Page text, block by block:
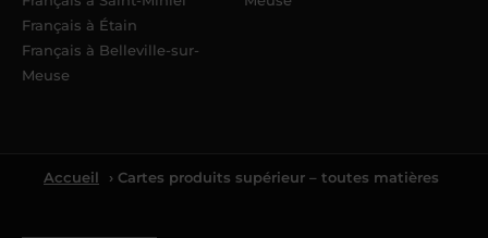
Français à Étain
Français à Belleville-sur-
Meuse
Accueil › Cartes produits supérieur – toutes matières